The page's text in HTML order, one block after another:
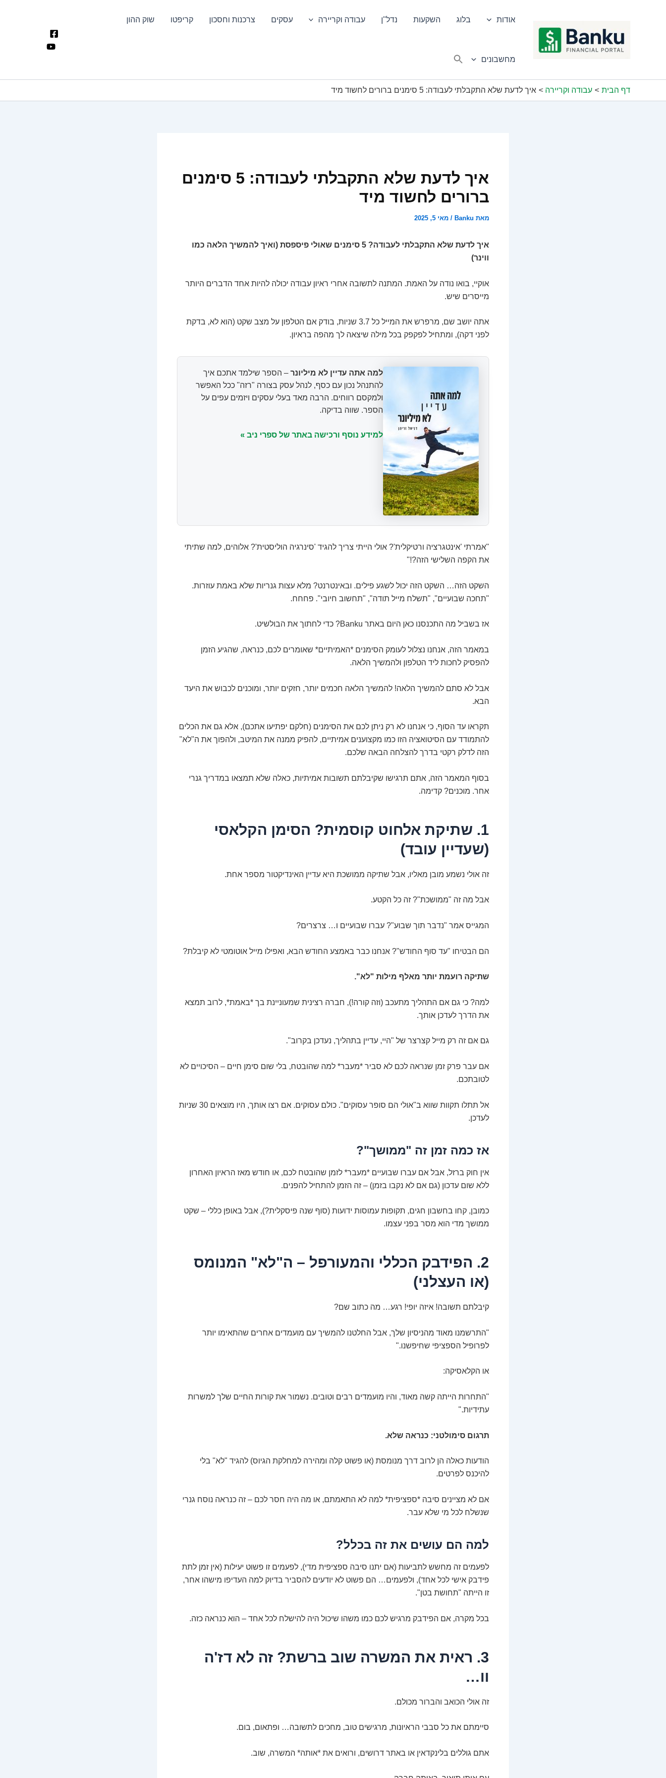
אודות בלוג השקעות נדל"ן עבודה וקריירה עסקים צרכנות וחסכון קריפטו שוק ההון
מחשבונים
דף הבית עבודה וקריירה איך לדעת שלא התקבלתי לעבודה: 5 סימנים ברורים לחשוד מיד
איך לדעת שלא התקבלתי לעבודה: 5 סימנים
ברורים לחשוד מיד
מאת Banku
/ מאי 5, 2025
איך לדעת שלא התקבלתי לעבודה? 5 סימנים שאולי פיספסת (ואיך להמשיך הלאה כמו
ווינר)
אוקיי, בואו נודה על האמת. המתנה לתשובה אחרי ראיון עבודה יכולה להיות אחד הדברים היותר
מייסרים שיש.
אתה יושב שם, מרפרש את המייל כל 3.7 שניות, בודק אם הטלפון על מצב שקט (הוא לא, בדקת
לפני דקה), ומתחיל לפקפק בכל מילה שיצאה לך מהפה בראיון.
למה אתה עדיין לא מיליונר – הספר שילמד אתכם איך
להתנהל נכון עם כסף, לנהל עסק בצורה "רזה" ככל האפשר
ולמקסם רווחים. הרבה מאד בעלי עסקים ויזמים עפים על
הספר. שווה בדיקה.
למידע נוסף ורכישה באתר של ספרי ניב »
"אמרתי 'אינטגרציה ורטיקלית'? אולי הייתי צריך להגיד 'סינרגיה הוליסטית'? אלוהים, למה שתיתי
את הקפה השלישי הזה?!"
השקט הזה… השקט הזה יכול לשגע פילים. ובאינטרנט? מלא עצות גנריות שלא באמת עוזרות.
"תחכה שבועיים", "תשלח מייל תודה", "תחשוב חיובי". פחחח.
אז בשביל מה התכנסנו כאן היום באתר Banku? כדי לחתוך את הבולשיט.
במאמר הזה, אנחנו נצלול לעומק הסימנים *האמיתיים* שאומרים לכם, כנראה, שהגיע הזמן
להפסיק לחכות ליד הטלפון ולהמשיך הלאה.
אבל לא סתם להמשיך הלאה! להמשיך הלאה חכמים יותר, חזקים יותר, ומוכנים לכבוש את היעד
הבא.
תקראו עד הסוף, כי אנחנו לא רק ניתן לכם את הסימנים (חלקם יפתיעו אתכם), אלא גם את הכלים
להתמודד עם הסיטואציה הזו כמו מקצוענים אמיתיים, להפיק ממנה את המיטב, ולהפוך את ה"לא"
הזה לדלק רקטי בדרך להצלחה הבאה שלכם.
בסוף המאמר הזה, אתם תרגישו שקיבלתם תשובות אמיתיות, כאלה שלא תמצאו במדריך גנרי
אחר. מוכנים? קדימה.
1. שתיקת אלחוט קוסמית? הסימן הקלאסי
(שעדיין עובד)
זה אולי נשמע מובן מאליו, אבל שתיקה ממושכת היא עדיין האינדיקטור מספר אחת.
אבל מה זה "ממושכת"? זה כל הקטע.
המגייס אמר "נדבר תוך שבוע"? עברו שבועיים ו… צרצרים?
הם הבטיחו "עד סוף החודש"? אנחנו כבר באמצע החודש הבא, ואפילו מייל אוטומטי לא קיבלת?
שתיקה רועמת יותר מאלף מילות "לא".
למה? כי גם אם התהליך מתעכב (וזה קורה!), חברה רצינית שמעוניינת בך *באמת*, לרוב תמצא
את הדרך לעדכן אותך.
גם אם זה רק מייל קצרצר של "היי, עדיין בתהליך, נעדכן בקרוב".
אם עבר פרק זמן שנראה לכם לא סביר *מעבר* למה שהובטח, בלי שום סימן חיים – הסיכויים לא
לטובתכם.
אל תתלו תקוות שווא ב"אולי הם סופר עסוקים". כולם עסוקים. אם רצו אותך, היו מוצאים 30 שניות
לעדכן.
אז כמה זמן זה "ממושך"?
אין חוק ברזל, אבל אם עברו שבועיים *מעבר* לזמן שהובטח לכם, או חודש מאז הראיון האחרון
ללא שום עדכון (גם אם לא נקבו בזמן) – זה הזמן להתחיל להפנים.
כמובן, קחו בחשבון חגים, תקופות עמוסות ידועות (סוף שנה פיסקלית?), אבל באופן כללי – שקט
ממושך מדי הוא מסר בפני עצמו.
2. הפידבק הכללי והמעורפל – ה"לא" המנומס
(או העצלני)
קיבלתם תשובה! איזה יופי! רגע… מה כתוב שם?
"התרשמנו מאוד מהניסיון שלך, אבל החלטנו להמשיך עם מועמדים אחרים שהתאימו יותר
לפרופיל הספציפי שחיפשנו."
או הקלאסיקה:
"התחרות הייתה קשה מאוד, והיו מועמדים רבים וטובים. נשמור את קורות החיים שלך למשרות
עתידיות."
תרגום סימולטני: כנראה שלא.
הודעות כאלה הן לרוב דרך מנומסת (או פשוט קלה ומהירה למחלקת הגיוס) להגיד "לא" בלי
להיכנס לפרטים.
אם לא מציינים סיבה *ספציפית* למה לא התאמתם, או מה היה חסר לכם – זה כנראה נוסח גנרי
שנשלח לכל מי שלא עבר.
למה הם עושים את זה בכלל?
לפעמים זה מחשש לתביעות (אם יתנו סיבה ספציפית מדי), לפעמים זו פשוט יעילות (אין זמן לתת
פידבק אישי לכל אחד), ולפעמים… הם פשוט לא יודעים להסביר בדיוק למה העדיפו מישהו אחר,
זו הייתה "תחושת בטן".
בכל מקרה, אם הפידבק מרגיש לכם כמו משהו שיכול היה להישלח לכל אחד – הוא כנראה כזה.
3. ראית את המשרה שוב ברשת? זה לא דז'ה
וו…
זה אולי הכואב והברור מכולם.
סיימתם את כל סבבי הראיונות, מרגישים טוב, מחכים לתשובה… ופתאום, בום.
אתם גוללים בלינקדאין או באתר דרושים, ורואים את *אותה* המשרה, שוב.